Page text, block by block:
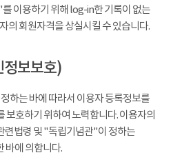
이용하기 위해 log-in한 기록이 없는
의 회원자격을 상실시킬 수 있습니다.
보보호)
하는 바에 따라서 이용자 등록정보를
보호하기 위하여 노력합니다. 이용자의
련법령 및 "독립기념관"이 정하는
바에 의합니다.